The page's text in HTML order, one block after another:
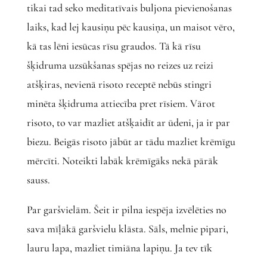
tikai tad seko meditatīvais buljona pievienošanas
laiks, kad lej kausiņu pēc kausiņa, un maisot vēro,
kā tas lēni iesūcas rīsu graudos. Tā kā rīsu
šķidruma uzsūkšanas spējas no reizes uz reizi
atšķiras, nevienā risoto receptē nebūs stingri
minēta šķidruma attiecība pret rīsiem. Vārot
risoto, to var mazliet atšķaidīt ar ūdeni, ja ir par
biezu. Beigās risoto jābūt ar tādu mazliet krēmīgu
mērcīti. Noteikti labāk krēmīgāks nekā pārāk
sauss.
Par garšvielām. Šeit ir pilna iespēja izvēlēties no
sava mīļākā garšvielu klāsta. Sāls, melnie pipari,
lauru lapa, mazliet timiāna lapiņu. Ja tev tīk